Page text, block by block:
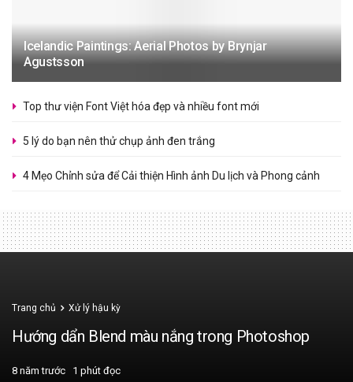
Icelandic Paintings: Aerial Photos by Brynjar
Agustsson
Top thư viện Font Việt hóa đẹp và nhiều font mới
5 lý do bạn nên thử chụp ảnh đen trắng
4 Mẹo Chỉnh sửa để Cải thiện Hình ảnh Du lịch và Phong cảnh
Trang chủ Xử lý hậu kỳ
Hướng dẩn Blend màu nắng trong Photoshop
8 năm trước 1 phút đọc